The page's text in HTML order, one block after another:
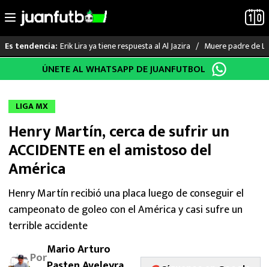
al
Es tendencia: Erik Lira ya tiene respuesta al Al Jazira Muere padre de
LO ÚLTIMO
LIGA MX
RAYADOS
PUMAS
ATLANTE
SELECCIÓN MEXICANA
FUTBOL INTERNACIONAL
ÚNETE AL WHATSAPP DE JUANFUTBOL
LIGA MX
Henry Martín, cerca de sufrir un
ACCIDENTE en el amistoso del
América
Henry Martín recibió una placa luego de conseguir el
campeonato de goleo con el América y casi sufre un
terrible accidente
PorMario Arturo